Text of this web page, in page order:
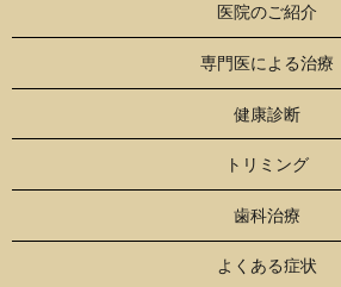
医院のご紹介
専門医による治療
健康診断
トリミング
歯科治療
よくある症状